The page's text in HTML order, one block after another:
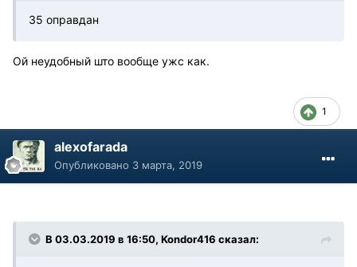
35 оправдан
Ой неудобный што вообще ужс как.
1
alexofarada
Опубликовано 3 марта, 2019
В 03.03.2019 в 16:50, Kondor416 сказал: